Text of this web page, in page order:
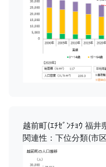
越前町(ｴﾁｾﾞﾝﾁｮｳ 福井
関連性：下位分類(市